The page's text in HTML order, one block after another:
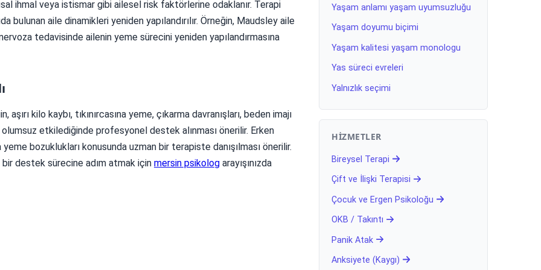
ihmal veya istismar gibi ailesel risk faktörlerine odaklanır. Terapi
bulunan aile dinamikleri yeniden yapılandırılır. Örneğin, Maudsley aile
tedavisinde ailenin yeme sürecini yeniden yapılandırmasına
kilo kaybı, tıkınırcasına yeme, çıkarma davranışları, beden imajı
etkilediğinde profesyonel destek alınması önerilir. Erken
bozuklukları konusunda uzman bir terapiste danışılması önerilir.
destek sürecine adım atmak için mersin psikolog arayışınızda
Yaşam anlamı yaşam uyumsuzluğu
Yaşam doyumu biçimi
Yaşam kalitesi yaşam monologu
Yas süreci evreleri
Yalnızlık seçimi
HIZMETLER
Bireysel Terapi
Çift ve İlişki Terapisi
Çocuk ve Ergen Psikoloğu
OKB / Takıntı
Panik Atak
Anksiyete (Kaygı)